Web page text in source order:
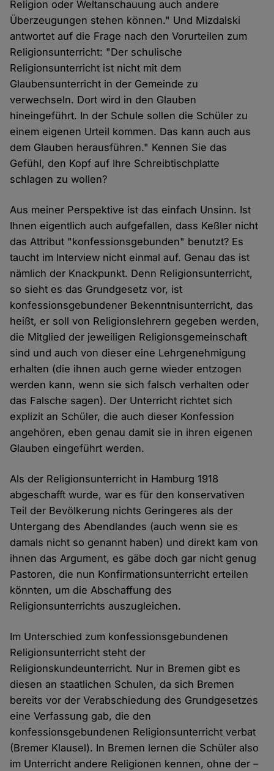
Religion oder Weltanschauung auch andere
Überzeugungen stehen können." Und Mizdalski
antwortet auf die Frage nach den Vorurteilen zum
Religionsunterricht: "Der schulische
Religionsunterricht ist nicht mit dem
Glaubensunterricht in der Gemeinde zu
verwechseln. Dort wird in den Glauben
hineingeführt. In der Schule sollen die Schüler zu
einem eigenen Urteil kommen. Das kann auch aus
dem Glauben herausführen." Kennen Sie das
Gefühl, den Kopf auf Ihre Schreibtischplatte
schlagen zu wollen?
Aus meiner Perspektive ist das einfach Unsinn. Ist
Ihnen eigentlich auch aufgefallen, dass Keßler nicht
das Attribut "konfessionsgebunden" benutzt? Es
taucht im Interview nicht einmal auf. Genau das ist
nämlich der Knackpunkt. Denn Religionsunterricht,
so sieht es das Grundgesetz vor, ist
konfessionsgebundener Bekenntnisunterricht, das
heißt, er soll von Religionslehrern gegeben werden,
die Mitglied der jeweiligen Religionsgemeinschaft
sind und auch von dieser eine Lehrgenehmigung
erhalten (die ihnen auch gerne wieder entzogen
werden kann, wenn sie sich falsch verhalten oder
das Falsche sagen). Der Unterricht richtet sich
explizit an Schüler, die auch dieser Konfession
angehören, eben genau damit sie in ihren eigenen
Glauben eingeführt werden.
Als der Religionsunterricht in Hamburg 1918
abgeschafft wurde, war es für den konservativen
Teil der Bevölkerung nichts Geringeres als der
Untergang des Abendlandes (auch wenn sie es
damals nicht so genannt haben) und direkt kam von
ihnen das Argument, es gäbe doch gar nicht genug
Pastoren, die nun Konfirmationsunterricht erteilen
könnten, um die Abschaffung des
Religionsunterrichts auszugleichen.
Im Unterschied zum konfessionsgebundenen
Religionsunterricht steht der
Religionskundeunterricht. Nur in Bremen gibt es
diesen an staatlichen Schulen, da sich Bremen
bereits vor der Verabschiedung des Grundgesetzes
eine Verfassung gab, die den
konfessionsgebundenen Religionsunterricht verbat
(Bremer Klausel). In Bremen lernen die Schüler also
im Unterricht andere Religionen kennen, ohne der –